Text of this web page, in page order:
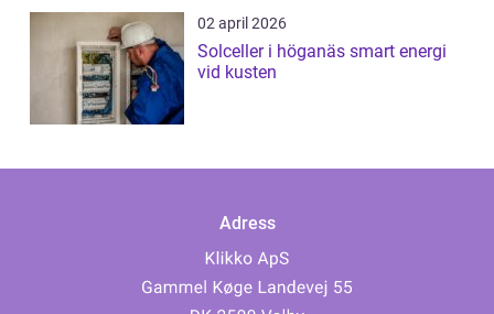
02 april 2026
Solceller i höganäs smart energi
vid kusten
Adress